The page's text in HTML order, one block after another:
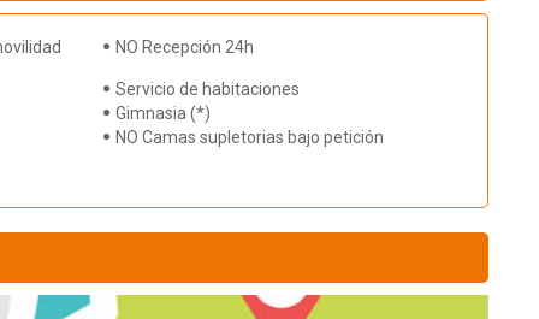
NO Recepción 24h
Servicio de habitaciones
Gimnasia (*)
NO Camas supletorias bajo petición